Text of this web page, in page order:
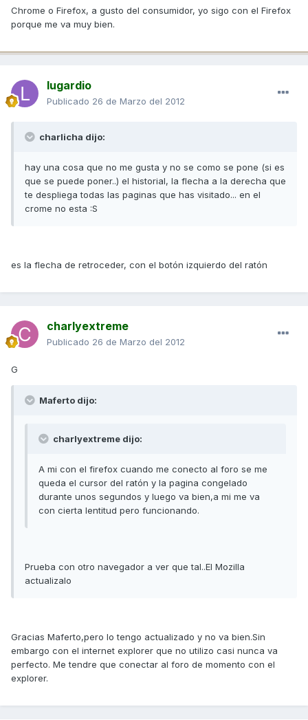
Chrome o Firefox, a gusto del consumidor, yo sigo con el Firefox
porque me va muy bien.
lugardio
Publicado 26 de Marzo del 2012
charlicha dijo:
hay una cosa que no me gusta y no se como se pone (si es
que se puede poner..) el historial, la flecha a la derecha que
te despliega todas las paginas que has visitado... en el
crome no esta :S
es la flecha de retroceder, con el botón izquierdo del ratón
charlyextreme
Publicado 26 de Marzo del 2012
G
Maferto dijo:
charlyextreme dijo:
A mi con el firefox cuando me conecto al foro se me
queda el cursor del ratón y la pagina congelado
durante unos segundos y luego va bien,a mi me va
con cierta lentitud pero funcionando.
Prueba con otro navegador a ver que tal..El Mozilla
actualizalo
Gracias Maferto,pero lo tengo actualizado y no va bien.Sin
embargo con el internet explorer que no utilizo casi nunca va
perfecto. Me tendre que conectar al foro de momento con el
explorer.